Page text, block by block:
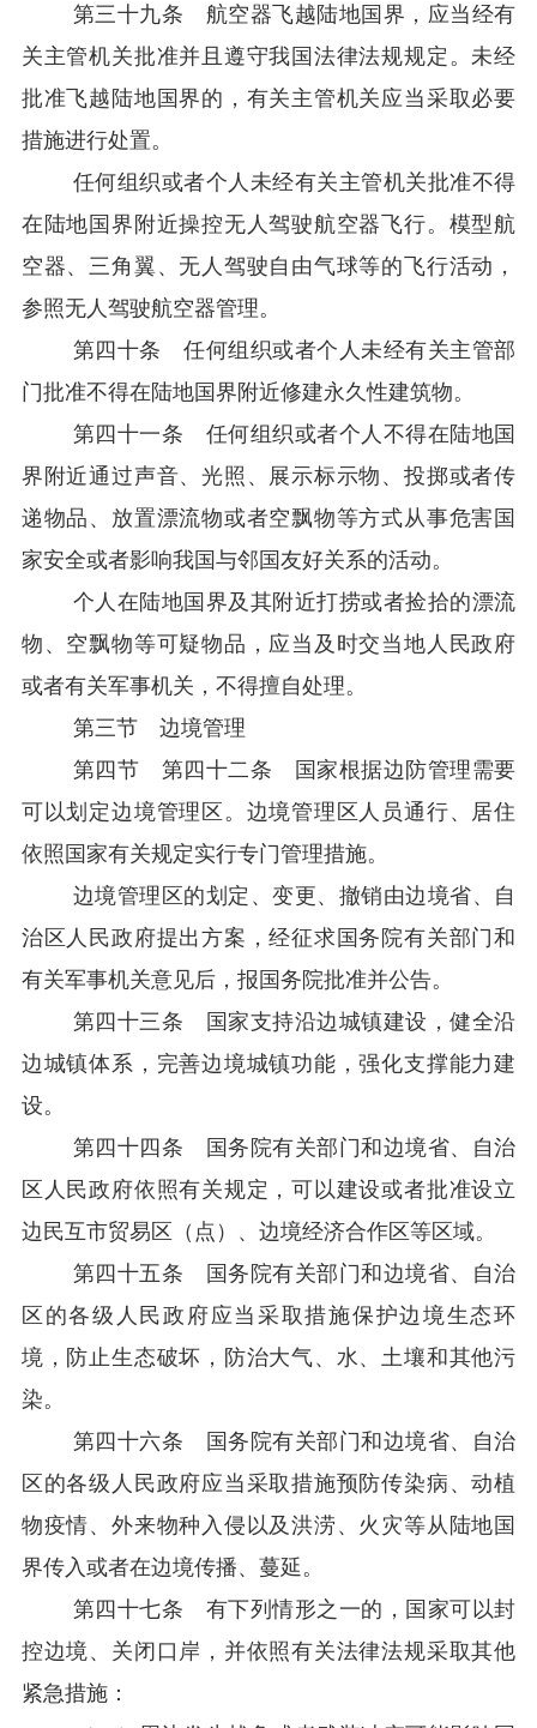
第三十九条 航空器飞越陆地国界，应当经有
关主管机关批准并且遵守我国法律法规规定。未经
批准飞越陆地国界的，有关主管机关应当采取必要
措施进行处置。
任何组织或者个人未经有关主管机关批准不得
在陆地国界附近操控无人驾驶航空器飞行。模型航
空器、三角翼、无人驾驶自由气球等的飞行活动，
参照无人驾驶航空器管理。
第四十条 任何组织或者个人未经有关主管部
门批准不得在陆地国界附近修建永久性建筑物。
第四十一条 任何组织或者个人不得在陆地国
界附近通过声音、光照、展示标示物、投掷或者传
递物品、放置漂流物或者空飘物等方式从事危害国
家安全或者影响我国与邻国友好关系的活动。
个人在陆地国界及其附近打捞或者捡拾的漂流
物、空飘物等可疑物品，应当及时交当地人民政府
或者有关军事机关，不得擅自处理。
第三节 边境管理
第四节 第四十二条 国家根据边防管理需要
可以划定边境管理区。边境管理区人员通行、居住
依照国家有关规定实行专门管理措施。
边境管理区的划定、变更、撤销由边境省、自
治区人民政府提出方案，经征求国务院有关部门和
有关军事机关意见后，报国务院批准并公告。
第四十三条 国家支持沿边城镇建设，健全沿
边城镇体系，完善边境城镇功能，强化支撑能力建
设。
第四十四条 国务院有关部门和边境省、自治
区人民政府依照有关规定，可以建设或者批准设立
边民互市贸易区（点）、边境经济合作区等区域。
第四十五条 国务院有关部门和边境省、自治
区的各级人民政府应当采取措施保护边境生态环
境，防止生态破坏，防治大气、水、土壤和其他污
染。
第四十六条 国务院有关部门和边境省、自治
区的各级人民政府应当采取措施预防传染病、动植
物疫情、外来物种入侵以及洪涝、火灾等从陆地国
界传入或者在边境传播、蔓延。
第四十七条 有下列情形之一的，国家可以封
控边境、关闭口岸，并依照有关法律法规采取其他
紧急措施：